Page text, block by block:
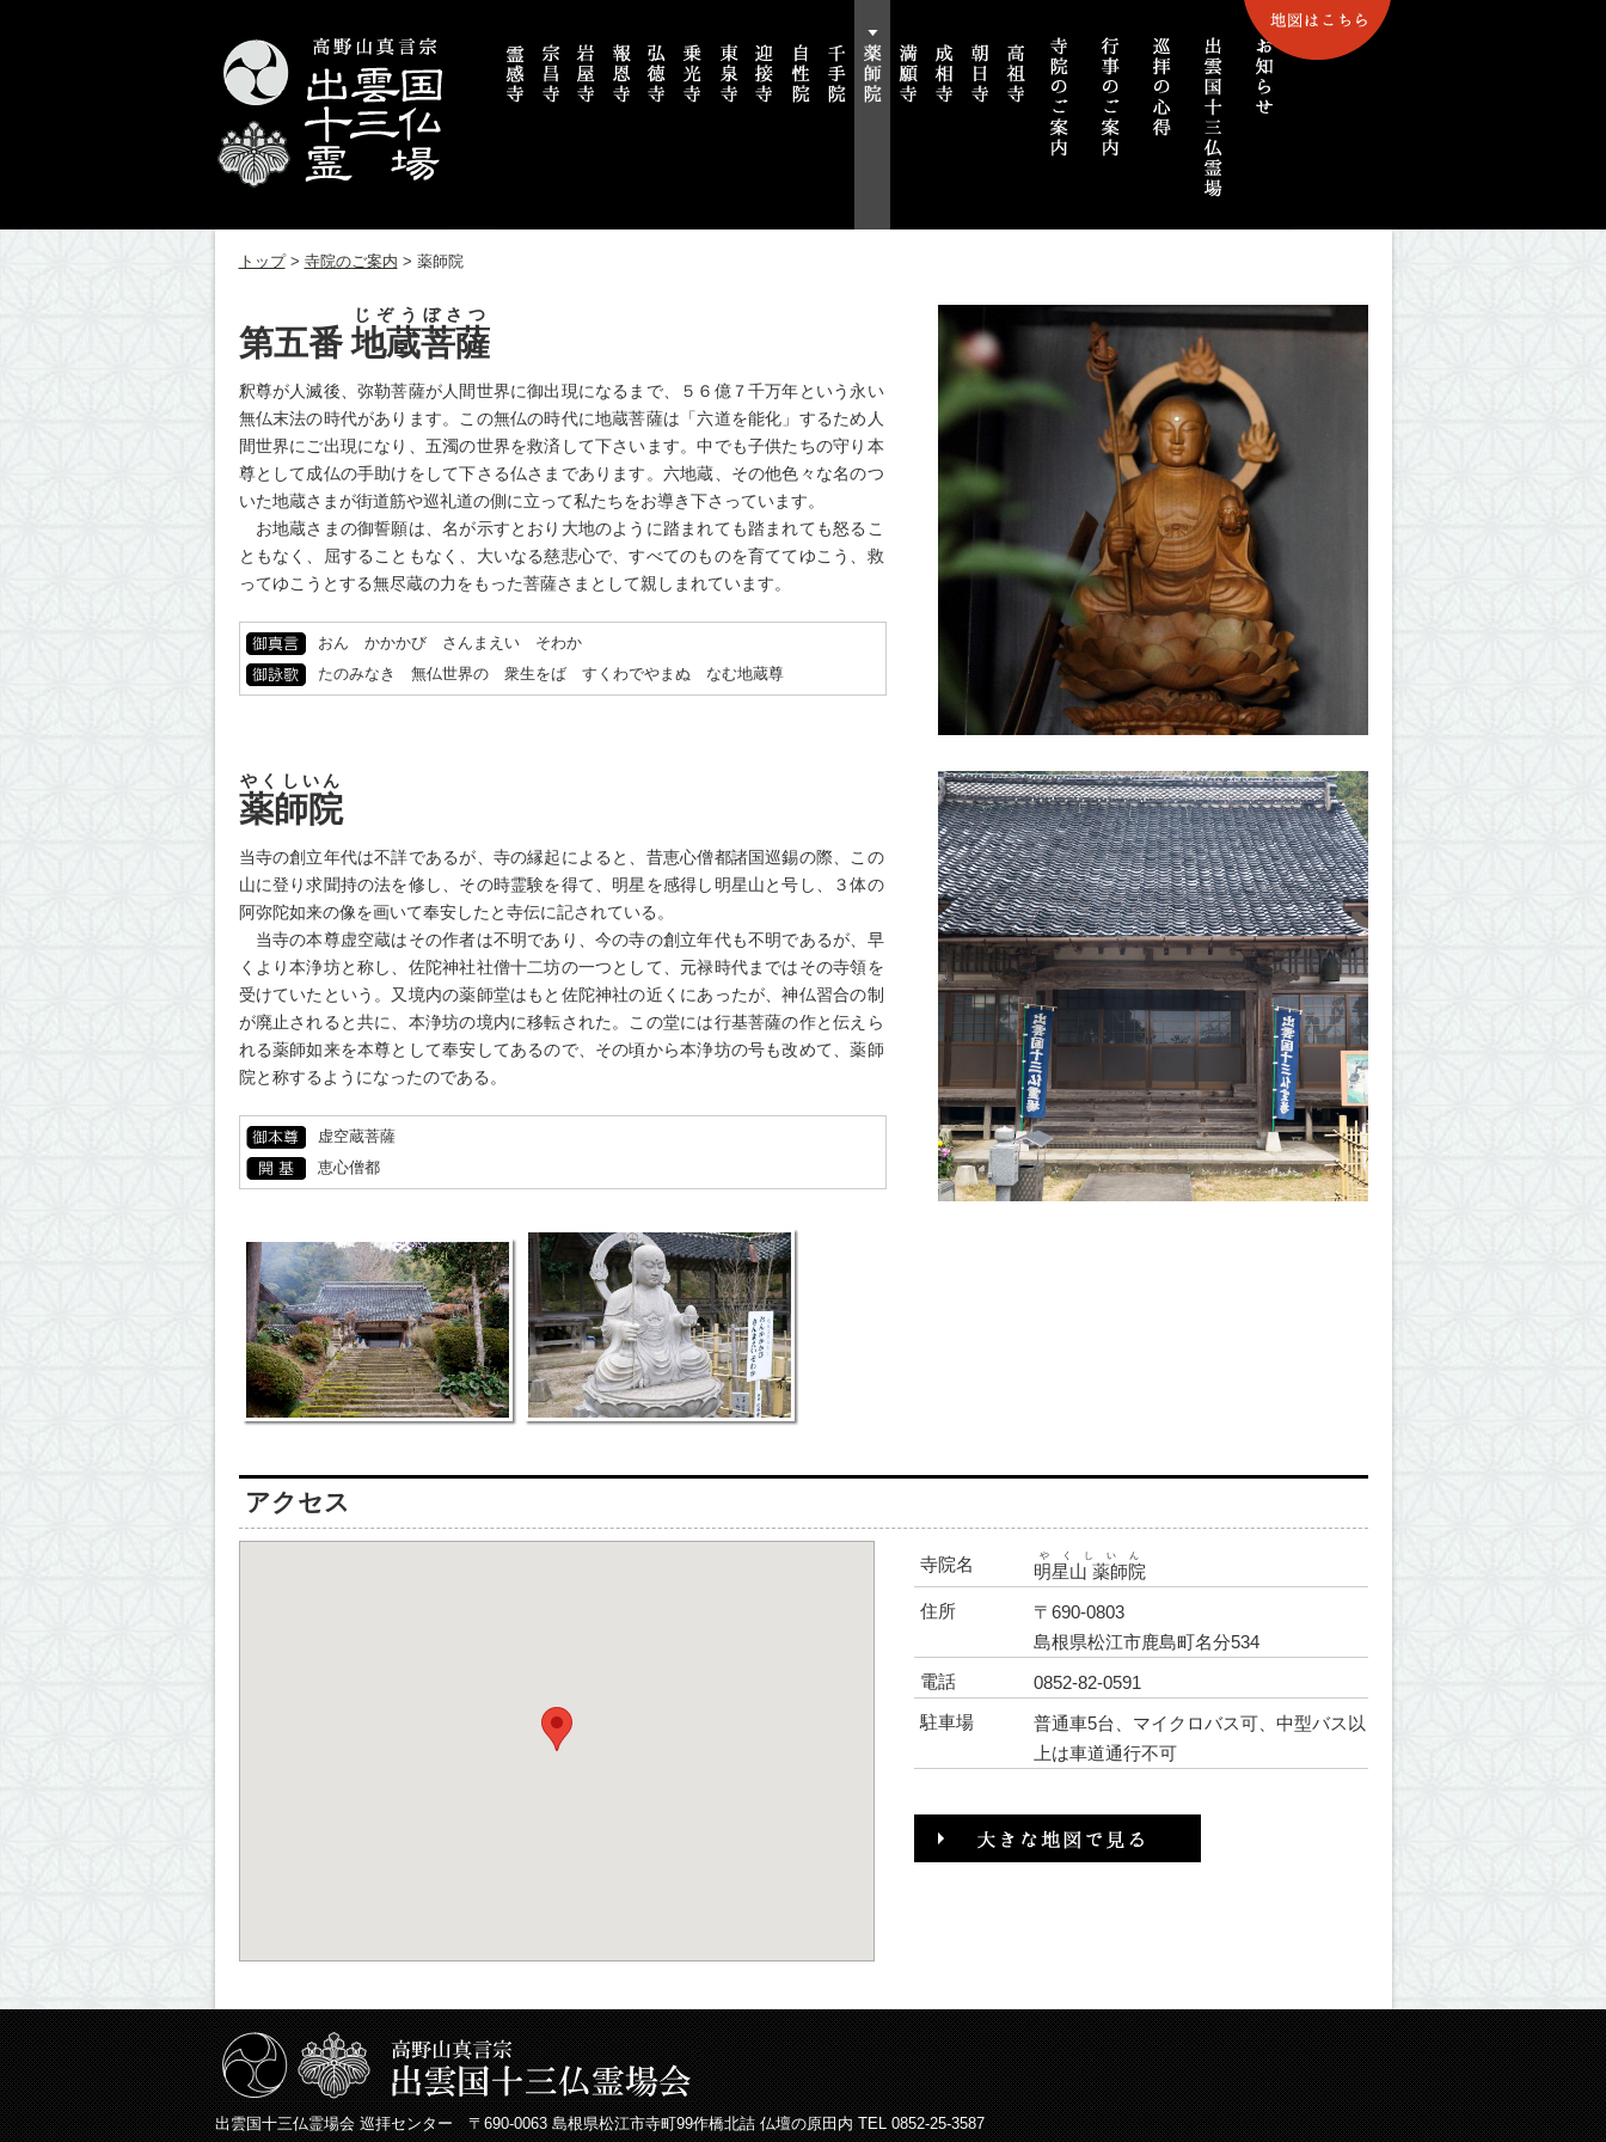
トップ > 寺院のご案内 > 薬師院
第五番地蔵菩薩
じぞうぼさつ
釈尊が人滅後、弥勒菩薩が人間世界に御出現になるまで、５６億７千万年という永い
無仏末法の時代があります。この無仏の時代に地蔵菩薩は「六道を能化」するため人
間世界にご出現になり、五濁の世界を救済して下さいます。中でも子供たちの守り本
尊として成仏の手助けをして下さる仏さまであります。六地蔵、その他色々な名のつ
いた地蔵さまが街道筋や巡礼道の側に立って私たちをお導き下さっています。
お地蔵さまの御誓願は、名が示すとおり大地のように踏まれても踏まれても怒るこ
ともなく、屈することもなく、大いなる慈悲心で、すべてのものを育ててゆこう、救
ってゆこうとする無尽蔵の力をもった菩薩さまとして親しまれています。
おん かかかび さんまえい そわか
たのみなき 無仏世界の 衆生をば すくわでやまぬ なむ地蔵尊
薬師院
やくしいん
当寺の創立年代は不詳であるが、寺の縁起によると、昔恵心僧都諸国巡錫の際、この
山に登り求聞持の法を修し、その時霊験を得て、明星を感得し明星山と号し、３体の
阿弥陀如来の像を画いて奉安したと寺伝に記されている。
当寺の本尊虚空蔵はその作者は不明であり、今の寺の創立年代も不明であるが、早
くより本浄坊と称し、佐陀神社社僧十二坊の一つとして、元禄時代まではその寺領を
受けていたという。又境内の薬師堂はもと佐陀神社の近くにあったが、神仏習合の制
が廃止されると共に、本浄坊の境内に移転された。この堂には行基菩薩の作と伝えら
れる薬師如来を本尊として奉安してあるので、その頃から本浄坊の号も改めて、薬師
院と称するようになったのである。
虚空蔵菩薩
恵心僧都
アクセス
寺院名 明星山 薬師院
やくしいん
住所
〒690-0803
島根県松江市鹿島町名分534
電話 0852-82-0591
駐車場
普通車5台、マイクロバス可、中型バス以
上は車道通行不可
出雲国十三仏霊場会 巡拝センター 〒690-0063 島根県松江市寺町99作橋北詰仏壇の原田内 TEL 0852-25-3587